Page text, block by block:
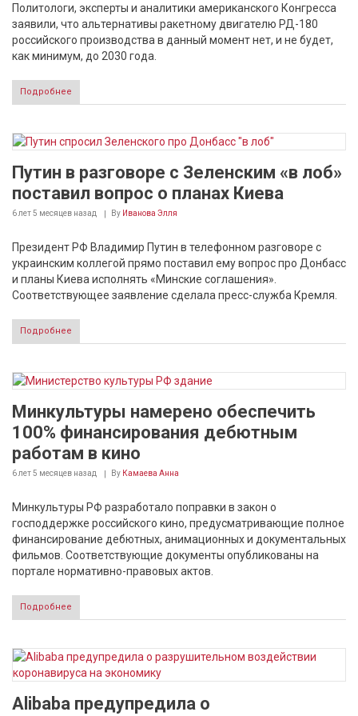
Политологи, эксперты и аналитики американского Конгресса
заявили, что альтернативы ракетному двигателю РД-180
российского производства в данный момент нет, и не будет,
как минимум, до 2030 года.
Подробнее
Путин в разговоре с Зеленским «в лоб»
поставил вопрос о планах Киева
6 лет 5 месяцев назад By Иванова Элля
Президент РФ Владимир Путин в телефонном разговоре с
украинским коллегой прямо поставил ему вопрос про Донбасс
и планы Киева исполнять «Минские соглашения».
Соответствующее заявление сделала пресс-служба Кремля.
Подробнее
Минкультуры намерено обеспечить
100% финансирования дебютным
работам в кино
6 лет 5 месяцев назад By Камаева Анна
Минкультуры РФ разработало поправки в закон о
господдержке российского кино, предусматривающие полное
финансирование дебютных, анимационных и документальных
фильмов. Соответствующие документы опубликованы на
портале нормативно-правовых актов.
Подробнее
Alibaba предупредила о